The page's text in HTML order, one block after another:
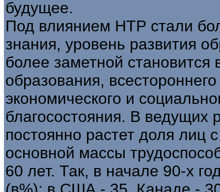
будущее.
Под влиянием НТР стали
знания, уровень развития
более заметной становится
образования,
экономического и
благосостояния. В ведущих
постоянно растет доля
основной массы
60 лет. Так, в начале 90-х